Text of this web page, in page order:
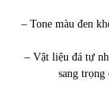
– Tone màu đen
– Vật liệu đá tự
sang trọng